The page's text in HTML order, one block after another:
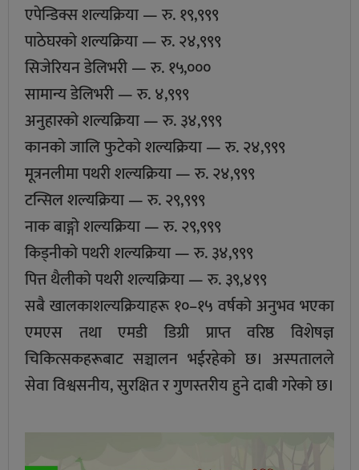
एपेन्डिक्स शल्यक्रिया — रु. १९,९९९
पाठेघरको शल्यक्रिया — रु. २४,९९९
सिजेरियन डेलिभरी — रु. १५,०००
सामान्य डेलिभरी — रु. ४,९९९
अनुहारको शल्यक्रिया — रु. ३४,९९९
कानको जालि फुटेको शल्यक्रिया — रु. २४,९९९
मूत्रनलीमा पथरी शल्यक्रिया — रु. २४,९९९
टन्सिल शल्यक्रिया — रु. २९,९९९
नाक बाङ्गो शल्यक्रिया — रु. २९,९९९
किड्नीको पथरी शल्यक्रिया — रु. ३४,९९९
पित्त थैलीको पथरी शल्यक्रिया — रु. ३९,४९९
सबै खालकाशल्यक्रियाहरू १०–१५ वर्षको अनुभव भएका
एमएस तथा एमडी डिग्री प्राप्त वरिष्ठ विशेषज्ञ
चिकित्सकहरूबाट सञ्चालन भईरहेकाे छ। अस्पतालले
सेवा विश्वसनीय, सुरक्षित र गुणस्तरीय हुने दाबी गरेको छ।